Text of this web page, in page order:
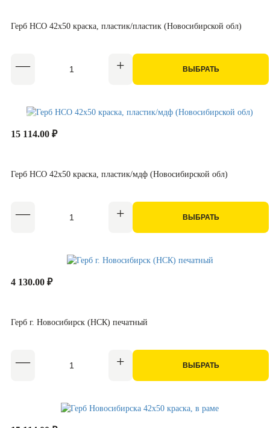
Герб НСО 42x50 краска, пластик/пластик (Новосибирской обл)
ВЫБРАТЬ
15 114.00 ₽
Герб НСО 42x50 краска, пластик/мдф (Новосибирской обл)
ВЫБРАТЬ
4 130.00 ₽
Герб г. Новосибирск (НСК) печатный
ВЫБРАТЬ